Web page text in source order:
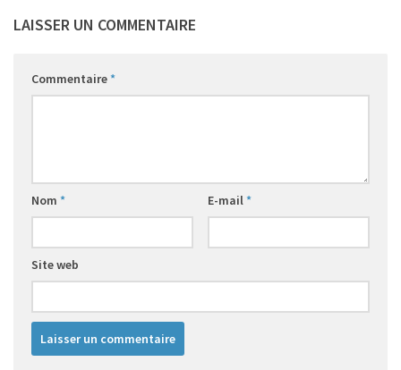
LAISSER UN COMMENTAIRE
Commentaire*
Nom * E-mail*
Site web